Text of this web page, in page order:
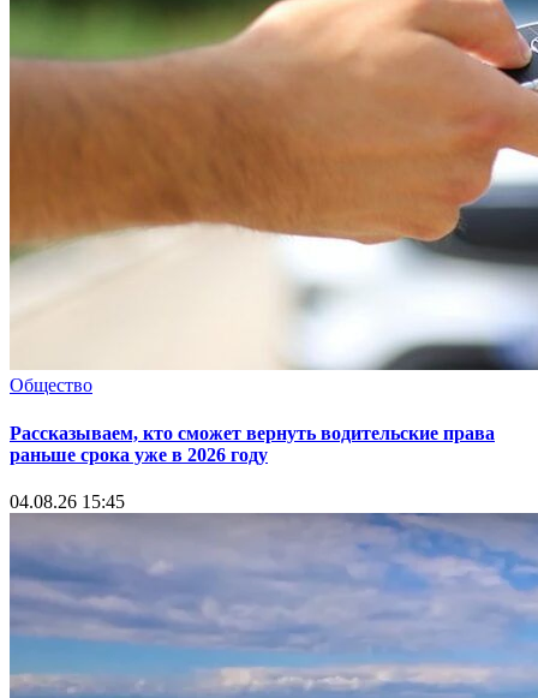
Общество
Рассказываем, кто сможет вернуть водительские права
раньше срока уже в 2026 году
04.08.26 15:45